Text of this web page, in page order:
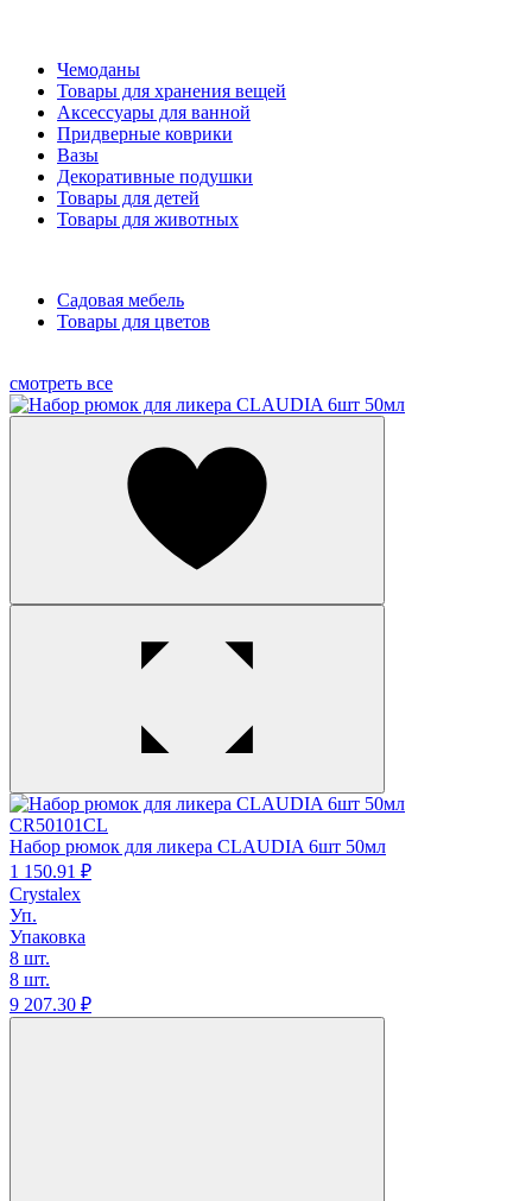
Чемоданы
Товары для хранения вещей
Аксессуары для ванной
Придверные коврики
Вазы
Декоративные подушки
Товары для детей
Товары для животных
Садовая мебель
Товары для цветов
смотреть все
CR50101CL
Набор рюмок для ликера CLAUDIA 6шт 50мл
1 150.91 ₽
Crystalex
Уп.
Упаковка
8 шт.
8 шт.
9 207.30 ₽